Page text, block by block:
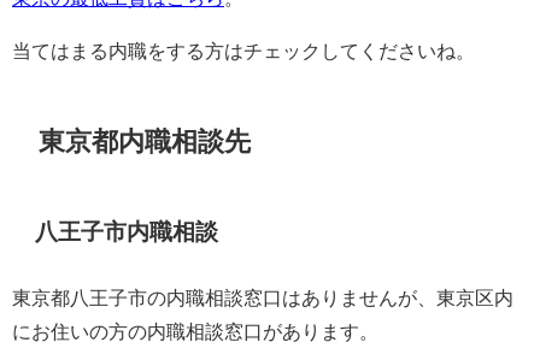
当てはまる内職をする方はチェックしてくださいね。
東京都内職相談先
八王子市内職相談
東京都八王子市の内職相談窓口はありませんが、東京区内
にお住いの方の内職相談窓口があります。